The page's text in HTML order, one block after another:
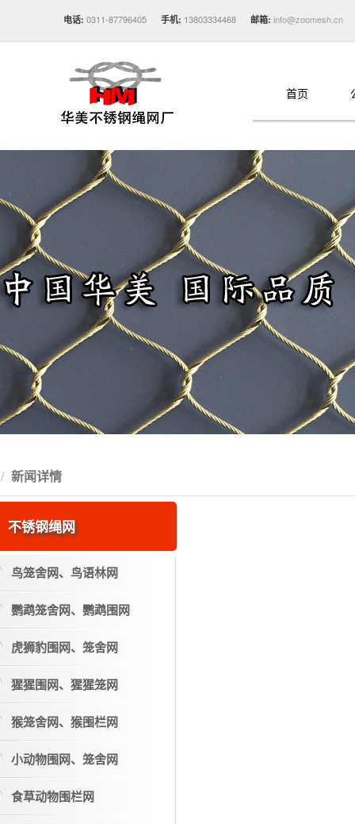
电话: 0311-87796405 手机: 13803334468 邮箱: info@zoomesh.cn
首页
新闻详情
不锈钢绳网
鸟笼舍网、鸟语林网
鹦鹉笼舍网、鹦鹉围网
虎狮豹围网、笼舍网
猩猩围网、猩猩笼网
猴笼舍网、猴围栏网
小动物围网、笼舍网
食草动物围栏网